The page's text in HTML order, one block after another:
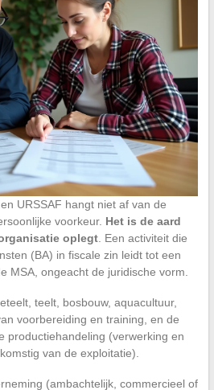
URSSAF hangt niet af van de
voorkeur. Het is de aard
oplegt. Een activiteit die
(BA) in fiscale zin leidt tot een
MSA, ongeacht de juridische vorm.
teelt, bosbouw, aquacultuur,
voorbereiding en training, en de
productiehandeling (verwerking en
van de exploitatie).
(ambachtelijk, commercieel of